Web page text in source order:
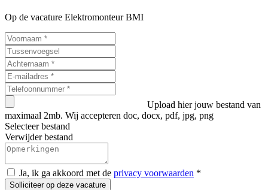
Op de vacature Elektromonteur BMI
Upload hier jouw bestand van
maximaal 2mb. Wij accepteren doc, docx, pdf, jpg, png
Selecteer bestand
Verwijder bestand
Ja, ik ga akkoord met de privacy voorwaarden *
Solliciteer op deze vacature